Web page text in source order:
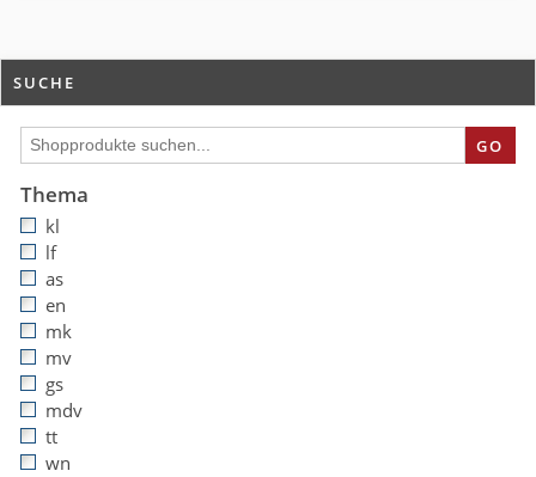
SUCHE
GO
Thema
kl
lf
as
en
mk
mv
gs
mdv
tt
wn